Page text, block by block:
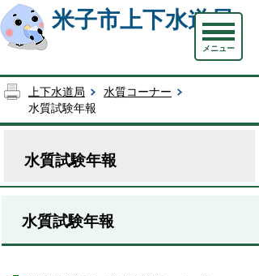
米子市上下水道局
メニュー
上下水道局
水質コーナー
水質試験年報
水質試験年報
水質試験年報